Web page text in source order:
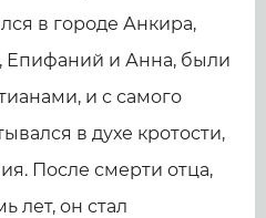
в городе Анкира,
Епифаний и Анна, были
и с самого
в духе кротости,
После смерти отца,
лет, он стал